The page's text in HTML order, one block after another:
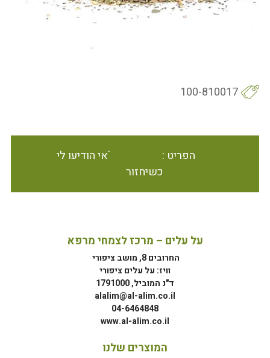
100-810017
הפריט אינו זמין במלאי הודיעו לי
כשיחזור
על עלים – מרכז לצמחי מרפא
החרובים 8, מושב ציפורי
וויז: על עלים ציפורי
ד"נ המוביל, 1791000
alalim@al-alim.co.il
04-6464848
www.al-alim.co.il
המוצרים שלנו